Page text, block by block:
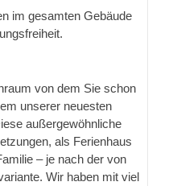
im gesamten Gebäude
von dem Sie schon
unserer neuesten
außergewöhnliche
als Ferienhaus
– je nach der von
Wir haben mit viel